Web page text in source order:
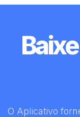
O Aplicativo